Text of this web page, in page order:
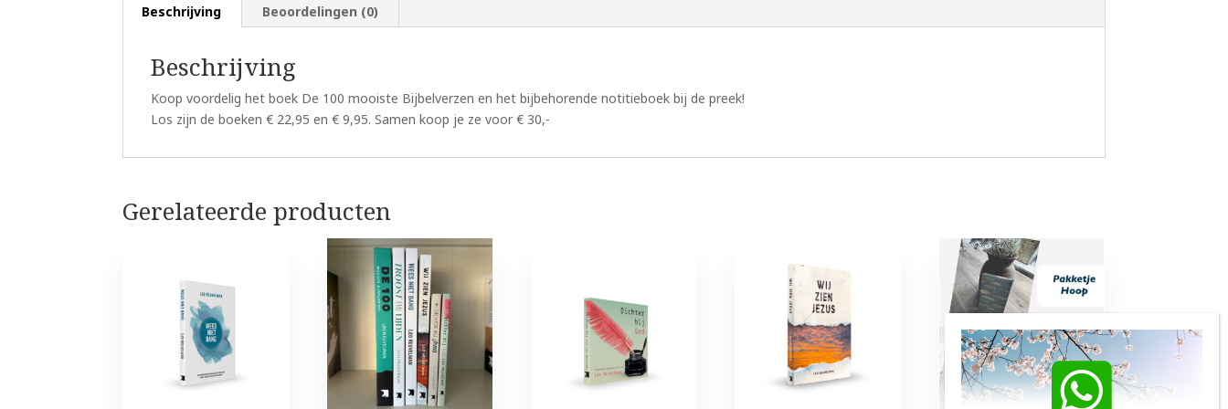
Beschrijving Beoordelingen (0)
Beschrijving
Koop voordelig het boek De 100 mooiste Bijbelverzen en het bijbehorende notitieboek bij de preek!
Los zijn de boeken € 22,95 en € 9,95. Samen koop je ze voor € 30,-
Gerelateerde producten